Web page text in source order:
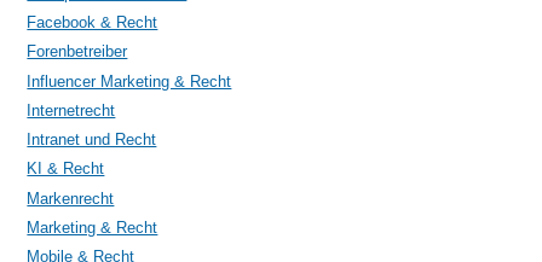
Facebook & Recht
Forenbetreiber
Influencer Marketing & Recht
Internetrecht
Intranet und Recht
KI & Recht
Markenrecht
Marketing & Recht
Mobile & Recht